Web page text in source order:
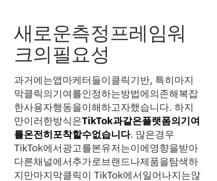
새로운측정프레임워
크의필요성
과거에는앱마케터들이클릭기반, 특히마지
막클릭의기여를인정하는방법에의존해복잡
한사용자행동을이해하고자했습니다. 하지
만이러한방식은TikTok과같은플랫폼의기여
를온전히포착할수없습니다. 많은경우
TikTok에서광고를본유저는이에영향을받아
다른채널에서추가로브랜드나제품을탐색하
지만마지막클릭이 TikTok에서일어나지는않